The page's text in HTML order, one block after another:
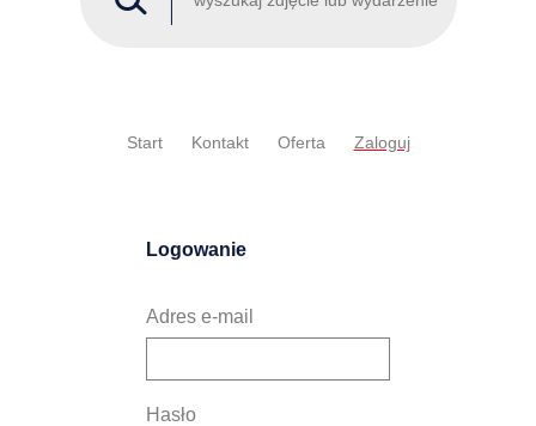
Start Kontakt Oferta Zaloguj
Logowanie
Adres e-mail
Hasło